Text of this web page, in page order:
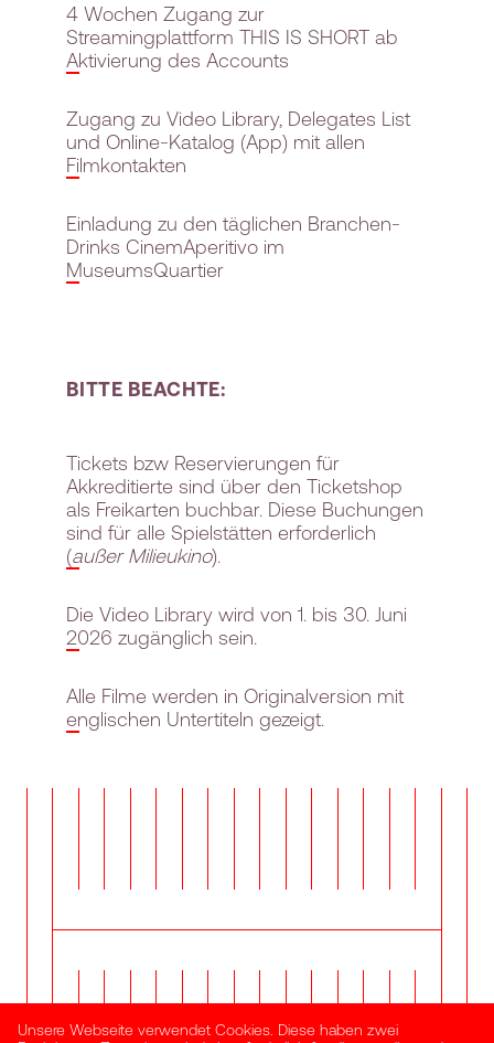
4 Wochen Zugang zur
Streamingplattform THIS IS SHORT ab
Aktivierung des Accounts
Zugang zu Video Library, Delegates List
und Online-Katalog (App) mit allen
Filmkontakten
Einladung zu den täglichen Branchen-
Drinks CinemAperitivo im
MuseumsQuartier
BITTE BEACHTE:
Tickets bzw Reservierungen für
Akkreditierte sind über den Ticketshop
als Freikarten buchbar. Diese Buchungen
sind für alle Spielstätten erforderlich
(außer Milieukino).
Die Video Library wird von 1. bis 30. Juni
2026 zugänglich sein.
Alle Filme werden in Originalversion mit
englischen Untertiteln gezeigt.
NEWSLETTER
Unsere Webseite verwendet Cookies. Diese haben zwei